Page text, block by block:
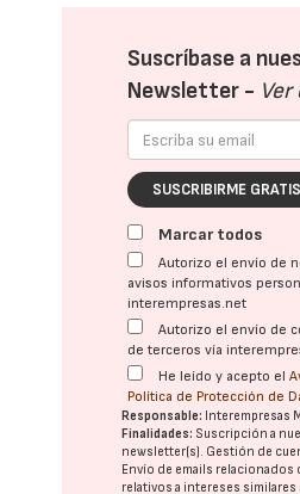
Suscríbase a
Newsletter -
SUSCRIBIRME GRATIS
Marcar todos
Autorizo el envío de
avisos informativos
interempresas.net
Autorizo el envío de
de terceros vía
He leído y acepto el
Política de Protección de
Responsable: Interempresas
Finalidades: Suscripción a
newsletter(s). Gestión de
Envío de emails relacionados
relativos a intereses similares